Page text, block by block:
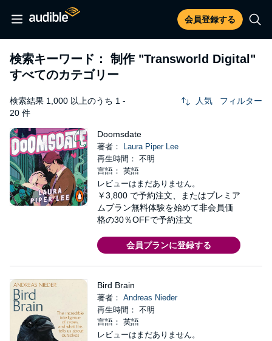
会員登録する
検索キーワード： 制作 "Transworld Digital"
すべてのカテゴリー
検索結果 1,000 以上のうち 1 -
20 件
人気 フィルター
Doomsdate
著者：
Laura Piper Lee
再生時間： 不明
言語： 英語
レビューはまだありません。
￥3,800 で予約注文、またはプレミア
ムプラン無料体験を始めて非会員価
格の30％OFFで予約注文
会員プランに登録する
Bird Brain
著者： Andreas Nieder
再生時間： 不明
言語： 英語
レビューはまだありません。